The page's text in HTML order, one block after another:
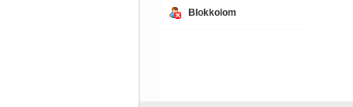
Blokkolom